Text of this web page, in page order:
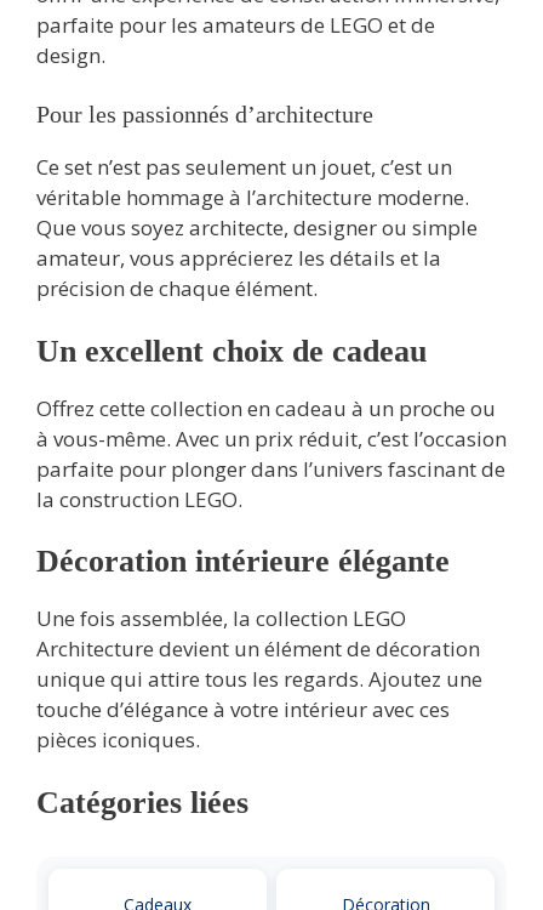
parfaite pour les amateurs de LEGO et de
design.
Pour les passionnés d’architecture
Ce set n’est pas seulement un jouet, c’est un
véritable hommage à l’architecture moderne.
Que vous soyez architecte, designer ou simple
amateur, vous apprécierez les détails et la
précision de chaque élément.
Un excellent choix de cadeau
Offrez cette collection en cadeau à un proche ou
à vous-même. Avec un prix réduit, c’est l’occasion
parfaite pour plonger dans l’univers fascinant de
la construction LEGO.
Décoration intérieure élégante
Une fois assemblée, la collection LEGO
Architecture devient un élément de décoration
unique qui attire tous les regards. Ajoutez une
touche d’élégance à votre intérieur avec ces
pièces iconiques.
Catégories liées
Cadeaux Décoration